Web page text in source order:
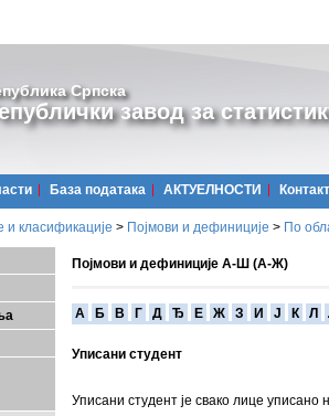
Српска
завод за
Базa података АКТУЕЛНОСТИ Контакт
и класификације > Појмови и дефиниције > По
Појмови и дефиниције А-Ш (А-Ж)
A Б В Г Д Ђ Е Ж З И Ј К Л
Уписани студент
Уписани студент је свако лице уписано